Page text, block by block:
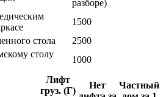
разборе)
1500
стола
2500
столу
1000
Лифт
груз. (Г)
Нет
Частный